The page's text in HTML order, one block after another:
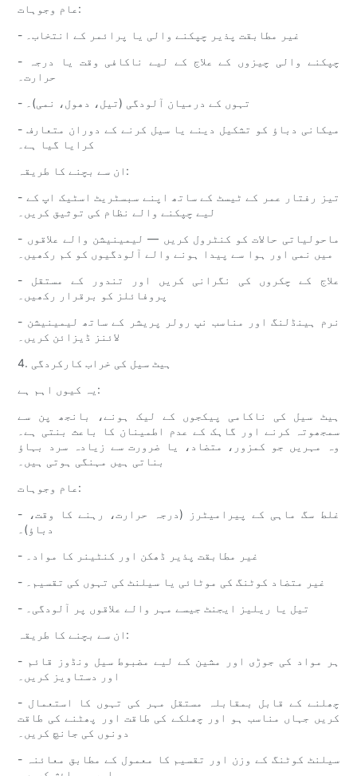
عام وجوہات:
- غیر مطابقت پذیر چپکنے والی یا پرائمر کے انتخاب۔
- چپکنے والی چیزوں کے علاج کے لیے ناکافی وقت یا درجہ
حرارت۔
- تہوں کے درمیان آلودگی (تیل، دھول، نمی)۔
- میکانی دباؤ کو تشکیل دینے یا سیل کرنے کے دوران متعارف
کرایا گیا ہے۔
ان سے بچنے کا طریقہ:
- تیز رفتار عمر کے ٹیسٹ کے ساتھ اپنے سبسٹریٹ اسٹیک اپ کے
لیے چپکنے والے نظام کی توثیق کریں۔
- ماحولیاتی حالات کو کنٹرول کریں — لیمینیشن والے علاقوں
میں نمی اور ہوا سے پیدا ہونے والے آلودگیوں کو کم رکھیں۔
- علاج کے چکروں کی نگرانی کریں اور تندور کے مستقل
پروفائلز کو برقرار رکھیں۔
- نرم ہینڈلنگ اور مناسب نپ رولر پریشر کے ساتھ لیمینیشن
لائنز ڈیزائن کریں۔
4. ہیٹ سیل کی خراب کارکردگی
یہ کیوں اہم ہے:
ہیٹ سیل کی ناکامی پیکجوں کے لیک ہونے، بانجھ پن سے
سمجھوتہ کرنے اور گاہک کے عدم اطمینان کا باعث بنتی ہے۔
وہ مہریں جو کمزور، متضاد، یا ضرورت سے زیادہ سرد بہاؤ
بناتی ہیں مہنگی ہوتی ہیں۔
عام وجوہات:
- غلط سگ ماہی کے پیرامیٹرز (درجہ حرارت، رہنے کا وقت،
دباؤ)۔
- غیر مطابقت پذیر ڈھکن اور کنٹینر کا مواد۔
- غیر متضاد کوٹنگ کی موٹائی یا سیلنٹ کی تہوں کی تقسیم۔
- تیل یا ریلیز ایجنٹ جیسے مہر والے علاقوں پر آلودگی۔
ان سے بچنے کا طریقہ:
- ہر مواد کی جوڑی اور مشین کے لیے مضبوط سیل ونڈوز قائم
اور دستاویز کریں۔
- چھلنے کے قابل بمقابلہ مستقل مہر کی تہوں کا استعمال
کریں جہاں مناسب ہو اور چھلکے کی طاقت اور پھٹنے کی طاقت
دونوں کی جانچ کریں۔
- سیلنٹ کوٹنگ کے وزن اور تقسیم کا معمول کے مطابق معائنہ